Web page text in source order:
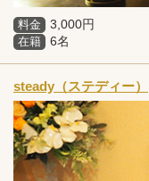
料金 3,000円
在籍 6名
steady（ステディー）